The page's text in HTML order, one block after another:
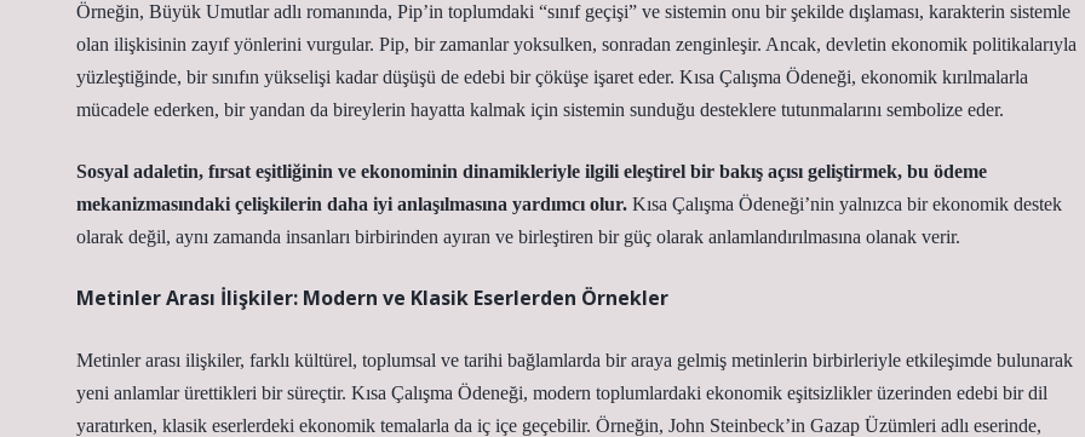
Örneğin, Büyük Umutlar adlı romanında, Pip’in toplumdaki “sınıf geçişi” ve sistemin onu bir şekilde dışlaması, karakterin sistemle
olan ilişkisinin zayıf yönlerini vurgular. Pip, bir zamanlar yoksulken, sonradan zenginleşir. Ancak, devletin ekonomik politikalarıyla
yüzleştiğinde, bir sınıfın yükselişi kadar düşüşü de edebi bir çöküşe işaret eder. Kısa Çalışma Ödeneği, ekonomik kırılmalarla
mücadele ederken, bir yandan da bireylerin hayatta kalmak için sistemin sunduğu desteklere tutunmalarını sembolize eder.
Sosyal adaletin, fırsat eşitliğinin ve ekonominin dinamikleriyle ilgili eleştirel bir bakış açısı geliştirmek, bu ödeme
mekanizmasındaki çelişkilerin daha iyi anlaşılmasına yardımcı olur. Kısa Çalışma Ödeneği’nin yalnızca bir ekonomik destek
olarak değil, aynı zamanda insanları birbirinden ayıran ve birleştiren bir güç olarak anlamlandırılmasına olanak verir.
Metinler Arası İlişkiler: Modern ve Klasik Eserlerden Örnekler
Metinler arası ilişkiler, farklı kültürel, toplumsal ve tarihi bağlamlarda bir araya gelmiş metinlerin birbirleriyle etkileşimde bulunarak
yeni anlamlar ürettikleri bir süreçtir. Kısa Çalışma Ödeneği, modern toplumlardaki ekonomik eşitsizlikler üzerinden edebi bir dil
yaratırken, klasik eserlerdeki ekonomik temalarla da iç içe geçebilir. Örneğin, John Steinbeck’in Gazap Üzümleri adlı eserinde,